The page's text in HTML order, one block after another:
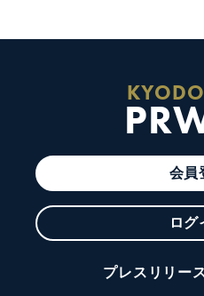
会員
ログ
プレスリリー